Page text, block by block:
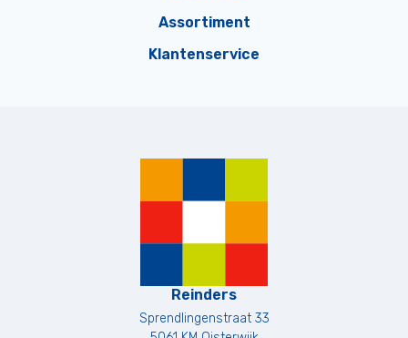
Assortiment
Klantenservice
Reinders
Sprendlingenstraat 33